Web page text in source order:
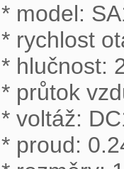
* model:
* rychlost
* hlučnost:
* průtok
* voltáž:
* proud: